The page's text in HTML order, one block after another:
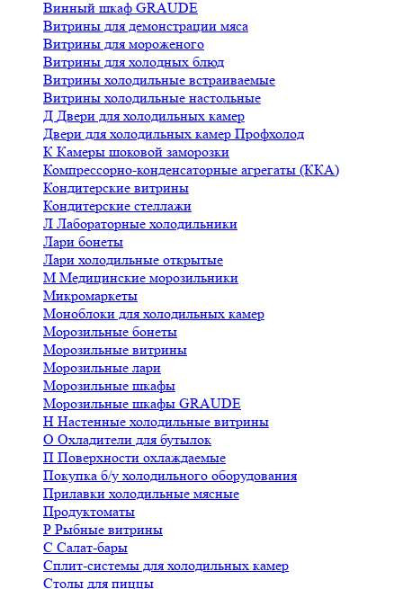
Винный шкаф GRAUDE
Витрины для демонстрации мяса
Витрины для мороженого
Витрины для холодных блюд
Витрины холодильные встраиваемые
Витрины холодильные настольные
Д Двери для холодильных камер
Двери для холодильных камер Профхолод
К Камеры шоковой заморозки
Компрессорно-конденсаторные агрегаты (ККА)
Кондитерские витрины
Кондитерские стеллажи
Л Лабораторные холодильники
Лари бонеты
Лари холодильные открытые
М Медицинские морозильники
Микромаркеты
Моноблоки для холодильных камер
Морозильные бонеты
Морозильные витрины
Морозильные лари
Морозильные шкафы
Морозильные шкафы GRAUDE
Н Настенные холодильные витрины
О Охладители для бутылок
П Поверхности охлаждаемые
Покупка б/у холодильного оборудования
Прилавки холодильные мясные
Продуктоматы
Р Рыбные витрины
С Салат-бары
Сплит-системы для холодильных камер
Столы для пиццы